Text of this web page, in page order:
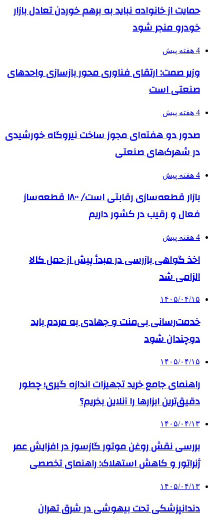
حمایت از خانواده نباید به برهم خوردن تعادل بازار
خودرو منجر شود
4 هفته پیش
وزیر صمت: ارتقای فناوری محور بازسازی واحدهای
صنعتی است
4 هفته پیش
صدور دو هفته‌ای مجوز ساخت نیروگاه خورشیدی
در شهرک‌های صنعتی
4 هفته پیش
بازار قطعه‌سازی رقابتی است/ ۱۸۰۰ قطعه‌ساز
فعال و رقیب در کشور داریم
4 هفته پیش
اخذ گواهی بازرسی در مبدأ پیش از حمل کالا
الزامی شد
۱۴۰۵/۰۴/۱۵
خدمت‌رسانی بی‌منت و جهادی به مردم باید
دوچندان شود
۱۴۰۵/۰۴/۱۵
راهنمای جامع خرید تجهیزات اندازه گیری؛ چطور
دقیق‌ترین ابزارها را آنلاین بخریم؟
۱۴۰۵/۰۴/۱۳
بررسی نقش روغن موتور گازسوز در افزایش عمر
ژنراتور و کاهش استهلاک: راهنمای تخصصی
۱۴۰۵/۰۴/۱۳
دندانپزشکی تحت بیهوشی در شرق تهران